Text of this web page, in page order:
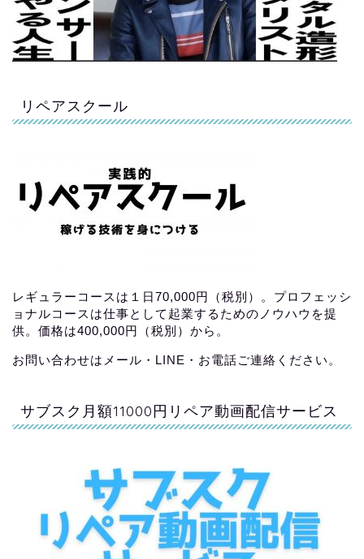
リペアスクール
レギュラーコースは１日70,000円（税別）。プロフェッシ
ョナルコースは仕事として起業するためのノウハウを提
供。価格は400,000円（税別）から。
お問い合わせはメール・LINE・お電話ご連絡ください。
サブスク月額11000円リペア動画配信サービス